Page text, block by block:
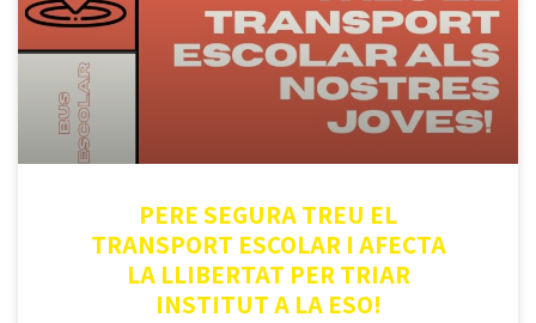
PERE SEGURA TREU EL
TRANSPORT ESCOLAR I AFECTA
LA LLIBERTAT PER TRIAR
INSTITUT A LA ESO!